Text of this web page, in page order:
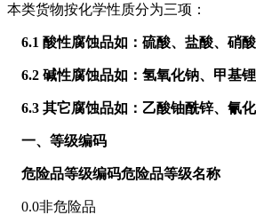
本类货物按化学性质分为三项：
6.1 酸性腐蚀品如：硫酸、盐酸、硝
6.2 碱性腐蚀品如：氢氧化钠、甲基
6.3 其它腐蚀品如：乙酸铀酰锌、氰
一、等级编码
危险品等级编码危险品等级名称
0.0非危险品